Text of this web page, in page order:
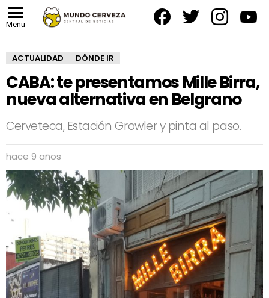
Menu
ACTUALIDAD DÓNDE IR
CABA: te presentamos Mille Birra,
nueva alternativa en Belgrano
Cerveteca, Estación Growler y pinta al paso.
hace 9 años